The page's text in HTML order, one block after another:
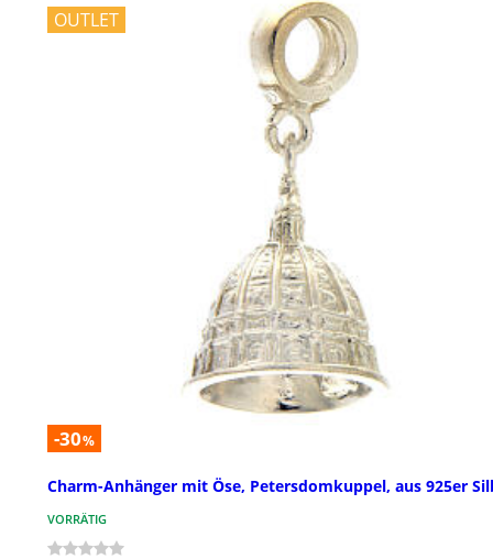
OUTLET
-30%
Charm-Anhänger mit Öse, Petersdomkuppel, aus 925er
VORRÄTIG